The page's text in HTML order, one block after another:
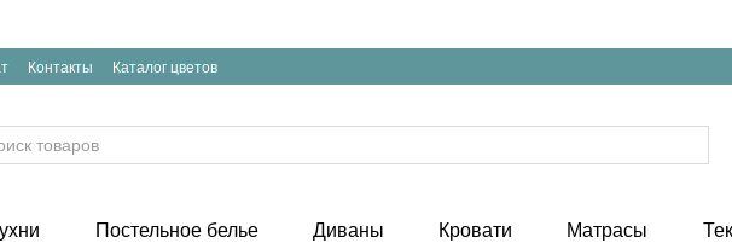
Контакты Каталог цветов
Постельное белье Диваны Кровати Матрасы